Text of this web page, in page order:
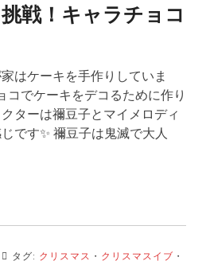
戦！キャラチョコ
はケーキを手作りしていま
コでケーキをデコるために作り
ターは禰豆子とマイメロディ
です✨ 禰豆子は鬼滅で大人
タグ: クリスマス ・ クリスマスイブ ・